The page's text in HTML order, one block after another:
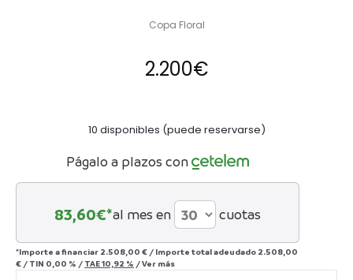
Copa Floral
2.200€
10 disponibles (puede reservarse)
Págalo a plazos con
83,60€*al mes en cuotas
*Importe a financiar 2.508,00 € / Importe total adeudado 2.508,00
€ / TIN 0,00 % / TAE10,92 % /Ver más